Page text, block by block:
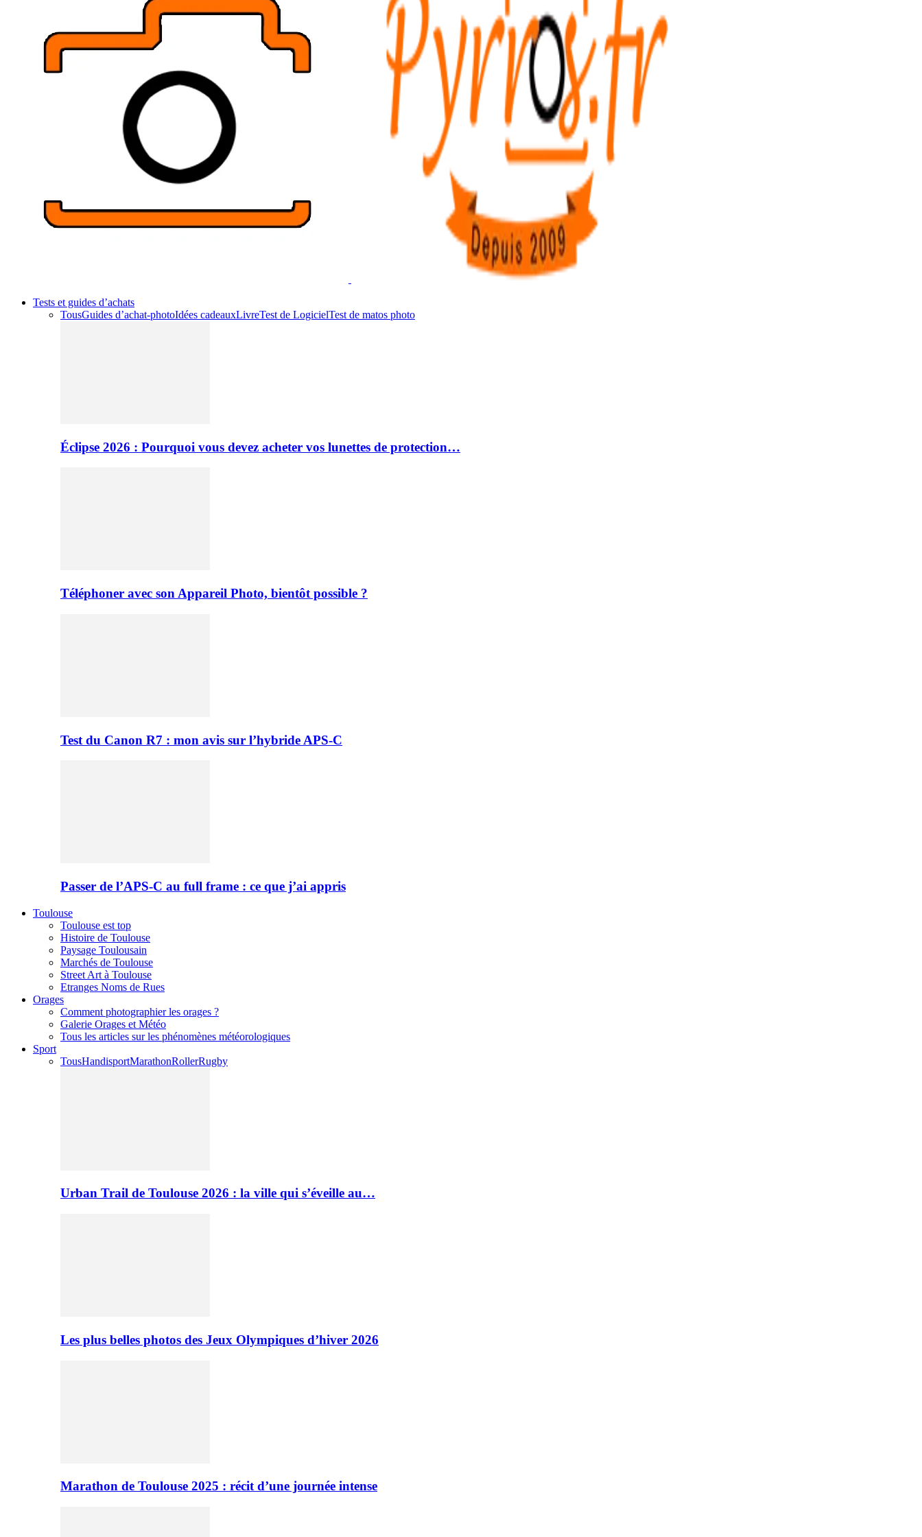
Tests et guides d’achats
TousGuides d’achat-photoIdées cadeauxLivreTest de LogicielTest de matos photo
Éclipse 2026 : Pourquoi vous devez acheter vos lunettes de protection…
Téléphoner avec son Appareil Photo, bientôt possible ?
Test du Canon R7 : mon avis sur l’hybride APS-C
Passer de l’APS-C au full frame : ce que j’ai appris
Toulouse
Toulouse est top
Histoire de Toulouse
Paysage Toulousain
Marchés de Toulouse
Street Art à Toulouse
Etranges Noms de Rues
Orages
Comment photographier les orages ?
Galerie Orages et Météo
Tous les articles sur les phénomènes météorologiques
Sport
TousHandisportMarathonRollerRugby
Urban Trail de Toulouse 2026 : la ville qui s’éveille au…
Les plus belles photos des Jeux Olympiques d’hiver 2026
Marathon de Toulouse 2025 : récit d’une journée intense